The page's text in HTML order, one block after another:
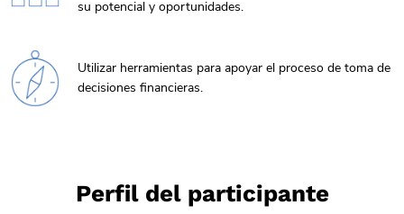
su potencial y oportunidades.
Utilizar herramientas para apoyar el proceso de toma de
decisiones financieras.
Perfil del participante